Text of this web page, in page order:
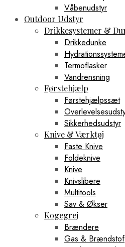
Våbenudstyr
Outdoor Udstyr
Drikkesystemer &
Drikkedunke
Termoflasker
Vandrensning
Førstehjælp
Førstehjælpssæt
Sikkerhedsudstyr
Knive & Værktøj
Faste Knive
Foldeknive
Knive
Knivslibere
Multitools
Sav & Økser
Kogegrej
Brændere
Gas & Brændstof